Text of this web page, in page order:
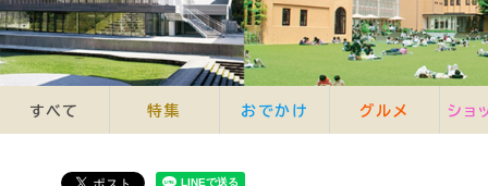
すべて 特集 おでかけ グルメ ショ